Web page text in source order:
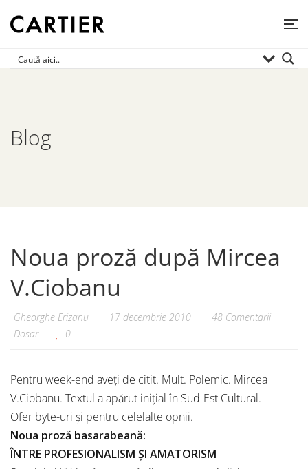
Blog
Noua proză după Mircea
V.Ciobanu
Gheorghe Erizanu 17 decembrie 2010
48 Comentarii
Dosar
0
Pentru week-end aveți de citit. Mult. Polemic. Mircea
V.Ciobanu. Textul a apărut inițial în Sud-Est Cultural.
Ofer byte-uri și pentru celelalte opnii.
Noua proză basarabeană:
ÎNTRE PROFESIONALISM ŞI AMATORISM